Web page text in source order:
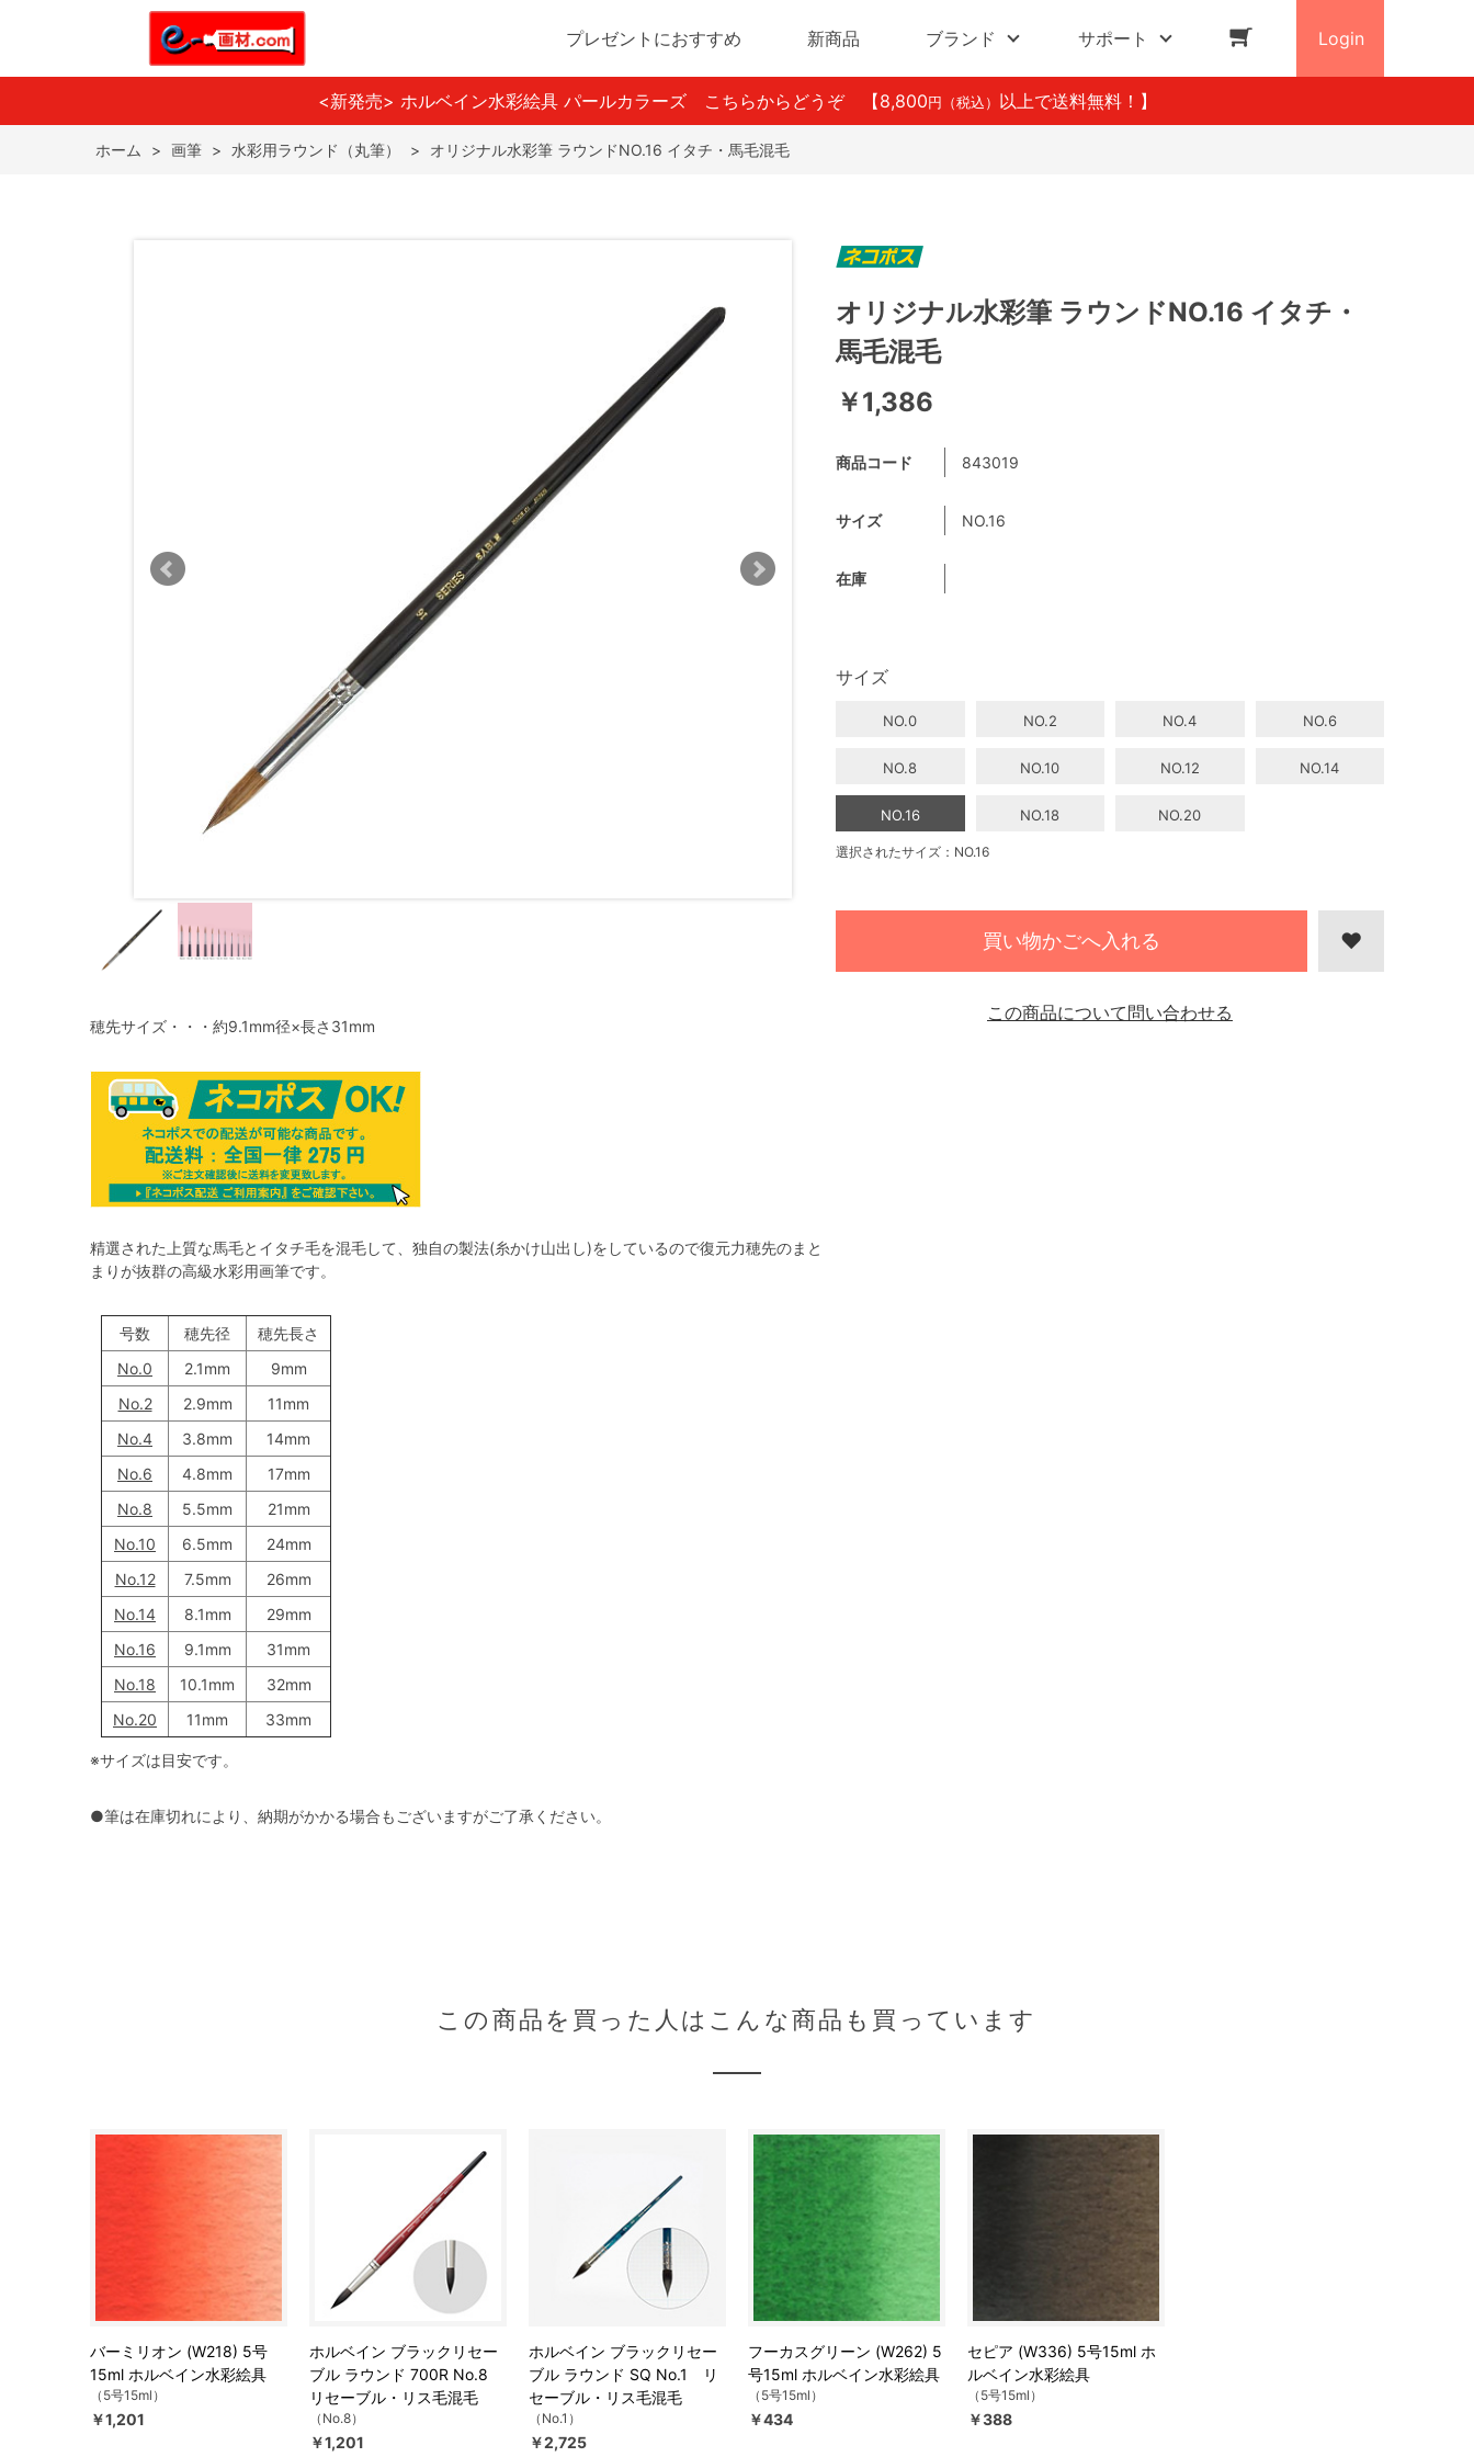
プレゼントにおすすめ 新商品 ブランド サポート Login
<新発売> ホルベイン水彩絵具 パールカラーズ こちらからどうぞ 【8,800 円（税込） 以上で送料無料！】
ホーム > 画筆 > 水彩用ラウンド（丸筆） > オリジナル水彩筆 ラウンドNO.16 イタチ・馬毛混毛
穂先サイズ・・・約9.1mm径×長さ31mm
精選された上質な馬毛とイタチ毛を混毛して、独自の製法(糸かけ山出し)をしているので復元力穂先のまと
まりが抜群の高級水彩用画筆です。
号数 穂先径
穂先長さ
No.0
2.1mm
9mm
No.2
2.9mm
11mm
No.4
3.8mm
14mm
No.6
4.8mm
17mm
No.8
5.5mm
21mm
No.10
6.5mm
24mm
No.12
7.5mm
26mm
No.14
8.1mm
29mm
No.16
9.1mm
31mm
No.18
10.1mm
32mm
No.20
11mm 33mm
※サイズは目安です。
●筆は在庫切れにより、納期がかかる場合もございますがご了承ください。
オリジナル水彩筆 ラウンドNO.16 イタチ・
馬毛混毛
￥1,386
商品コード 843019
サイズ NO.16
在庫
サイズ
NO.0 NO.2 NO.4 NO.6
NO.8 NO.10 NO.12 NO.14
NO.16 NO.18 NO.20
選択されたサイズ：NO.16
買い物かごへ入れる
この商品について問い合わせる
この商品を買った人はこんな商品も買っています
バーミリオン (W218) 5号
15ml ホルベイン水彩絵具
（5号15ml）
￥1,201
ホルベイン ブラックリセー
ブル ラウンド 700R No.8
リセーブル・リス毛混毛
（No.8）
￥1,201
ホルベイン ブラックリセー
ブル ラウンド SQ No.1 リ
セーブル・リス毛混毛
（No.1）
￥2,725
フーカスグリーン (W262) 5
号15ml ホルベイン水彩絵具
（5号15ml）
￥434
セピア (W336) 5号15ml ホ
ルベイン水彩絵具
（5号15ml）
￥388